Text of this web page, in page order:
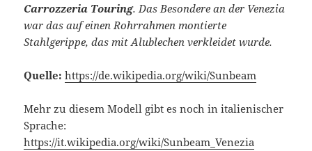
Carrozzeria Touring. Das Besondere an der Venezia
war das auf einen Rohrrahmen montierte
Stahlgerippe, das mit Alublechen verkleidet wurde.
Quelle: https://de.wikipedia.org/wiki/Sunbeam
Mehr zu diesem Modell gibt es noch in italienischer
Sprache:
https://it.wikipedia.org/wiki/Sunbeam_Venezia